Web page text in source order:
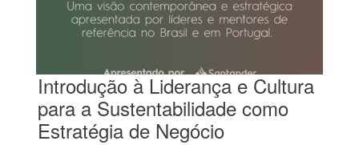
Introdução à Liderança e Cultura
para a Sustentabilidade como
Estratégia de Negócio